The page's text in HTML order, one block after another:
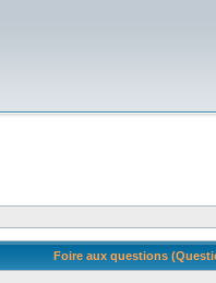
Foire aux questions